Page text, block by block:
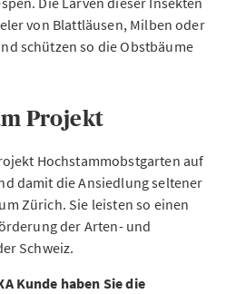
von Blattläusen, Milben oder
schützen so die Obstbäume
Projekt
Hochstammobstgarten auf
damit die Ansiedlung seltener
Zürich. Sie leisten so einen
der Arten- und
Schweiz.
Kunde haben Sie die